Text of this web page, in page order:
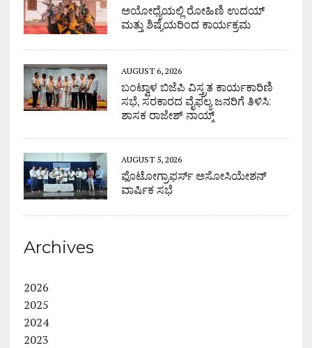
ಅಯೋಧ್ಯೆಯಲ್ಲಿ ರೋಹಿಣಿ ಉದಯ್
ಮತ್ತು ಶಿಷ್ಯೆಯರಿಂದ ಕಾರ್ಯಕ್ರಮ
AUGUST 6, 2026
ಬಂಟ್ವಾಳ ಬಿಜೆಪಿ ವಿಸ್ತ್ರತ ಕಾರ್ಯಕಾರಿಣಿ
ಸಭೆ, ಸರಕಾರದ ವೈಫಲ್ಯ ಜನರಿಗೆ ತಿಳಿಸಿ:
ಶಾಸಕ ರಾಜೇಶ್ ನಾಯ್ಕ್
AUGUST 5, 2026
ಫೊಟೋಗ್ರಾಫರ್ಸ್ ಅಸೋಸಿಯೇಶನ್
ವಾರ್ಷಿಕ ಸಭೆ
Archives
2026
2025
2024
2023